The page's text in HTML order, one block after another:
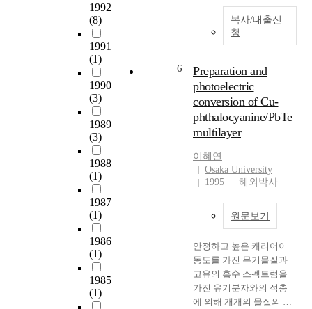
1992
(8)
1991
(1)
1990
(3)
1989
(3)
1988
(1)
1987
(1)
1986
(1)
1985
(1)
Anglo-American
preschoolchildren who
were ol)served ln a free
parents completed play
questlonnaires and
preschool teachers
completedteacher ratlngs
of soclal competence
were asked tocomplete an
acculturation scale Results
indicated that Korcan-
American childrcn
engaged less frequently in
so-cial pretend play in the
free play condltion.
However, the dlfferences
disappeared in the to}T
condition Cultural
differences were found ln
의 역할을 하고 있었다. 제
2장에서는 지금까지의 광
고학자들에 의한 인포머
밝히는 동시에, 87개의 인
포머셜 샘플의 내용분석
을 행하여 그 사회적 의미
를 고찰했다. 주로 등장인
물 분석과 메시지의
Cluster분석으로, 건강미
용용품, 가정용품, 운동도
구의 세 카테고리별로 특
징을 정리했다. 그 결과 호
객은 소비자가 그 상품에
신뢰를 가질 수 있도록 각
판매장치로써 역할을 하
고 있었고, Cluster분석에
의해 인포머셜 메시지는
'합리적인 구매태도', '행복
의 추구', '변신', '편안함의
복사/대출신
청
6
Preparation and
photoelectric
conversion of Cu-
phthalocyanine/PbTe
multilayer
이혜연
Osaka University
1995
해외박사
원문보기
안정하고 높은 캐리어이
동도를 가진 무기물질과
고유의 흡수 스펙트럼을
가진 유기분자와의 적층
에 의해 개개의 물질의 특